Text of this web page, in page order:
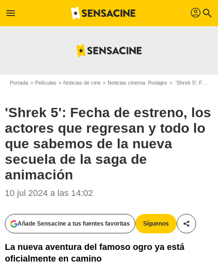
menu profil search
Portada Películas Noticias de cine Noticias cinema: Rodajes 'Shrek 5': Fecha de estreno, los actores que regresan y todo lo que sabemos de la nueva secuela de la saga de animación
'Shrek 5': Fecha de estreno, los
actores que regresan y todo lo
que sabemos de la nueva
secuela de la saga de
animación
10 jul 2024 a las 14:02
Añade Sensacine a tus fuentes favoritas Síguenos
La nueva aventura del famoso ogro ya está
oficialmente en camino